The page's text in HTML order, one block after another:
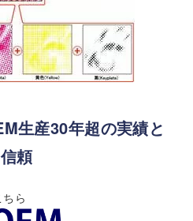
生産30年超の実績と
信頼
ちら